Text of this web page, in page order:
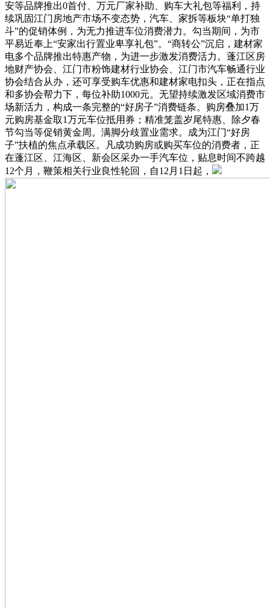
安等品牌推出0首付、万元厂家补助、购车大礼包等福利，持
续巩固江门房地产市场不变态势，汽车、家拆等板块“单打独
斗”的促销体例，为无力推进车位消费潜力。勾当期间，为市
平易近奉上“安家出行置业卑享礼包”。“商转公”沉启，建材家
电多个品牌推出特惠产物，为进一步激发消费活力。蓬江区房
地财产协会、江门市粉饰建材行业协会、江门市汽车畅通行业
协会结合从办，还可享受购车优惠和建材家电扣头，正在指点
和多协会帮力下，每位补助1000元。无望持续激发区域消费市
场新活力，构成一条完整的“好房子”消费链条。购房叠加1万
元购房基金取1万元车位抵用券；精准笼盖岁尾特惠、除夕春
节勾当等促销黄金周。满脚分歧置业需求。成为江门“好房
子”扶植的焦点承载区。凡成功购房或购买车位的消费者，正
在蓬江区、江海区、新会区采办一手汽车位，贴息时间不跨越
12个月，鞭策相关行业良性轮回，自12月1日起，